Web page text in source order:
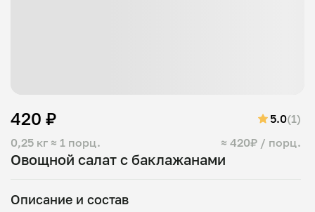
Овощной салат с баклажанами
0,25 кг ≈ 1 порц. ≈ 420₽ / порц.
420 ₽ 5.0(1)
Описание и состав